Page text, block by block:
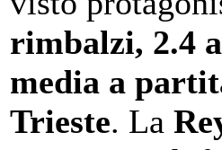
rimbalzi, 2.4
media a
Trieste. La